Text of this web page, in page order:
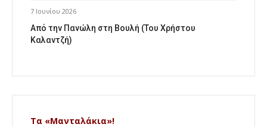
7 Ιουνίου 2026
Από την Πανώλη στη Βουλή (Του Χρήστου
Καλαντζή)
Τα «Μανταλάκια»!